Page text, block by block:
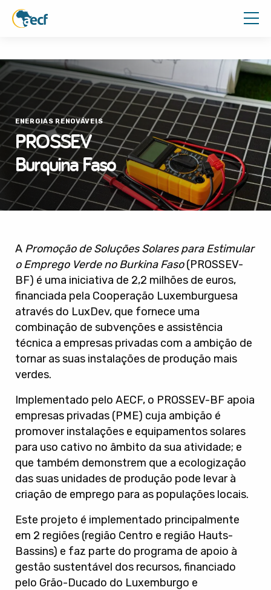
ENERGIAS RENOVÁVEIS
PROSSEV
Burquina Faso
A Promoção de Soluções Solares para Estimular
o Emprego Verde no Burkina Faso(PROSSEV-
BF) é uma iniciativa de 2,2 milhões de euros,
financiada pela Cooperação Luxemburguesa
através do LuxDev, que fornece uma
combinação de subvenções e assistência
técnica a empresas privadas com a ambição de
tornar as suas instalações de produção mais
verdes.
Implementado pelo AECF, o PROSSEV-BF apoia
empresas privadas (PME) cuja ambição é
promover instalações e equipamentos solares
para uso cativo no âmbito da sua atividade; e
que também demonstrem que a ecologização
das suas unidades de produção pode levar à
criação de emprego para as populações locais.
Este projeto é implementado principalmente
em 2 regiões (região Centro e região Hauts-
Bassins) e faz parte do programa de apoio à
gestão sustentável dos recursos, financiado
pelo Grão-Ducado do Luxemburgo e